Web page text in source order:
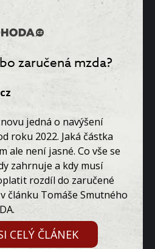
zaručená mzda?
jedná o navýšení
roku 2022. Jaká částka
ale není jasné. Co vše se
zahrnuje a kdy musí
rozdíl do zaručené
článku Tomáše Smutného
CELÝ ČLÁNEK